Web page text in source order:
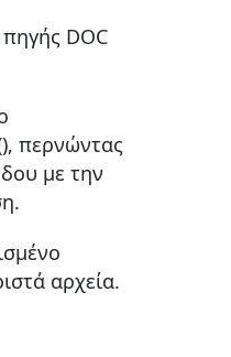
DOC
περνώντας
με την
αρχεία.